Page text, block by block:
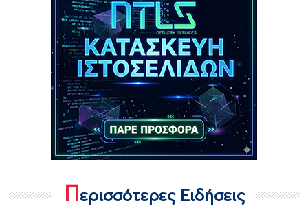
Περισσότερες Ειδήσεις